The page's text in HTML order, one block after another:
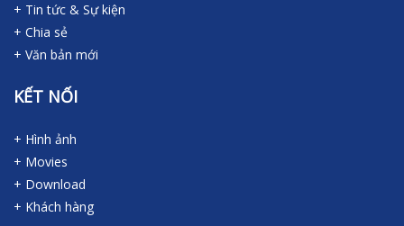
+ Tin tức & Sự kiện
+ Chia sẻ
+ Văn bản mới
KẾT NỐI
+ Hình ảnh
+ Movies
+ Download
+ Khách hàng